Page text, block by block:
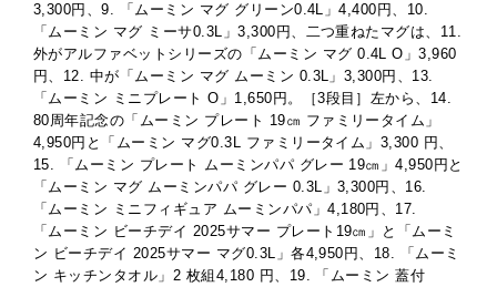
3,300円、9. 「ムーミン マグ グリーン0.4L」4,400円、10.
「ムーミン マグ ミーサ0.3L」3,300円、二つ重ねたマグは、11.
外がアルファベットシリーズの「ムーミン マグ 0.4L O」3,960
円、12. 中が「ムーミン マグ ムーミン 0.3L」3,300円、13.
「ムーミン ミニプレート O」1,650円。［3段目］左から、14.
80周年記念の「ムーミン プレート 19㎝ ファミリータイム」
4,950円と「ムーミン マグ0.3L ファミリータイム」3,300 円、
15. 「ムーミン プレート ムーミンパパ グレー 19㎝」4,950円と
「ムーミン マグ ムーミンパパ グレー 0.3L」3,300円、16.
「ムーミン ミニフィギュア ムーミンパパ」4,180円、17.
「ムーミン ビーチデイ 2025サマー プレート19㎝」と「ムーミ
ン ビーチデイ 2025サマー マグ0.3L」各4,950円、18. 「ムーミ
ン キッチンタオル」2 枚組4,180 円、19. 「ムーミン 蓋付